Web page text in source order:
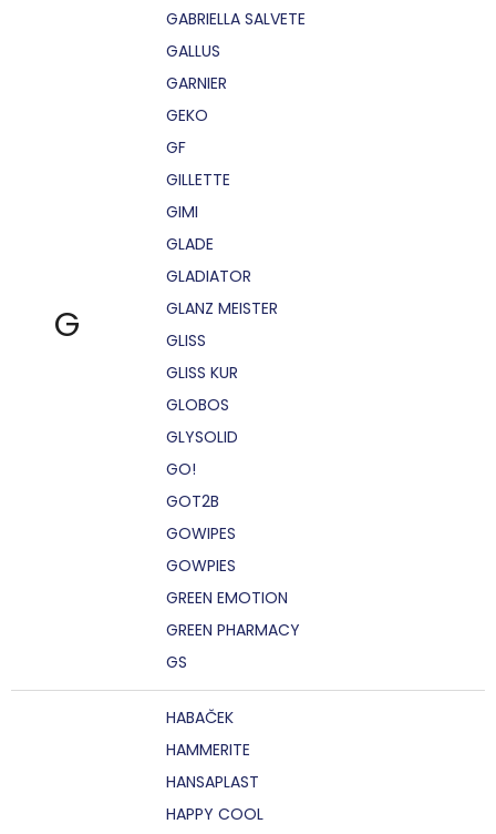
G
GABRIELLA SALVETE
GALLUS
GARNIER
GEKO
GF
GILLETTE
GIMI
GLADE
GLADIATOR
GLANZ MEISTER
GLISS
GLISS KUR
GLOBOS
GLYSOLID
GO!
GOT2B
GOWIPES
GOWPIES
GREEN EMOTION
GREEN PHARMACY
GS
HABAČEK
HAMMERITE
HANSAPLAST
HAPPY COOL